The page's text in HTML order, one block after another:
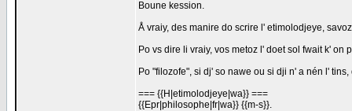
Boune kession.
Å vraiy, des manire do scrire l' etimolodjeye,
Po vs dire li vraiy, vos metoz l' doet sol fwait k' on
Po "filozofe", si dj' so nawe ou si dji n' a nén l'
=== {{H|etimolodjeye|wa}} ===
{{Epr|philosophe|fr|wa}} {{m-s}}.